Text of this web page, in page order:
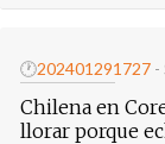
🕐202401291727 -
Chilena en
llorar porque